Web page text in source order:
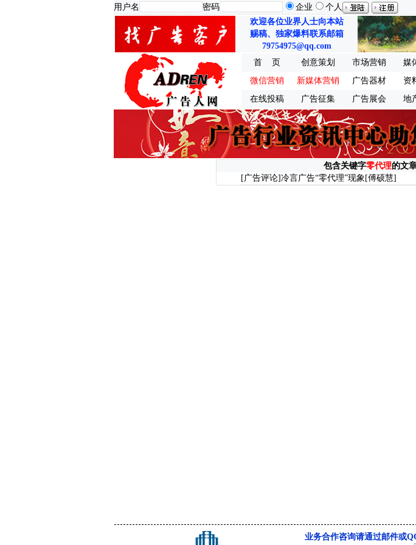
用户名 密码 企业 个人
欢迎各位业界人士向本站
赐稿、独家爆料联系邮箱
79754975@qq.com
首 页 创意策划 市场营销 媒
微信营销
新媒体营销 广告器材 资
在线投稿
广告征集 广告展会 地
包含关键字零代理的文
[广告评论]冷言广告“零代理”现象 [傅硕慧]
业务合作咨询请通过邮件或